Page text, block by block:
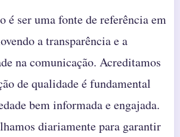
é ser uma fonte de referência em
a transparência e a
na comunicação. Acreditamos
de qualidade é fundamental
bem informada e engajada.
diariamente para garantir